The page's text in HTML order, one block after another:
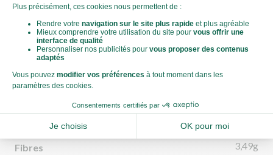
Énergie (kCal)
Matières grasses 3,86g
dont sucre
Fibres 3,49g